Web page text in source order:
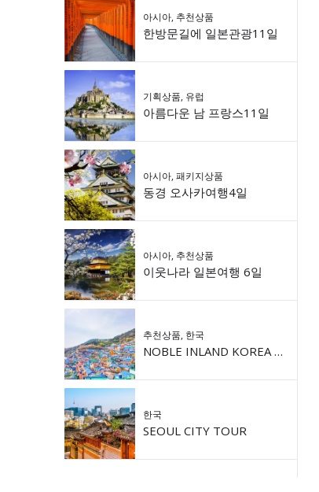
아시아, 추천상품
한방문길에 일본관광11일
기획상품, 유럽
아름다운 남 프랑스11일
아시아,패키지상품
동경 오사카여행4일
아시아, 추천상품
이웃나라 일본여행 6일
추천상품, 한국
NOBLE INLAND KOREA 9DAY
한국
SEOUL CITY TOUR